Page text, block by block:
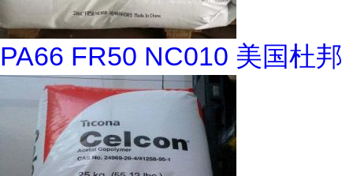
PA66 FR50 NC010 美国杜邦